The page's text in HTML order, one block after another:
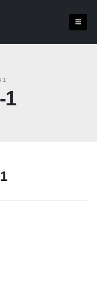
1
1